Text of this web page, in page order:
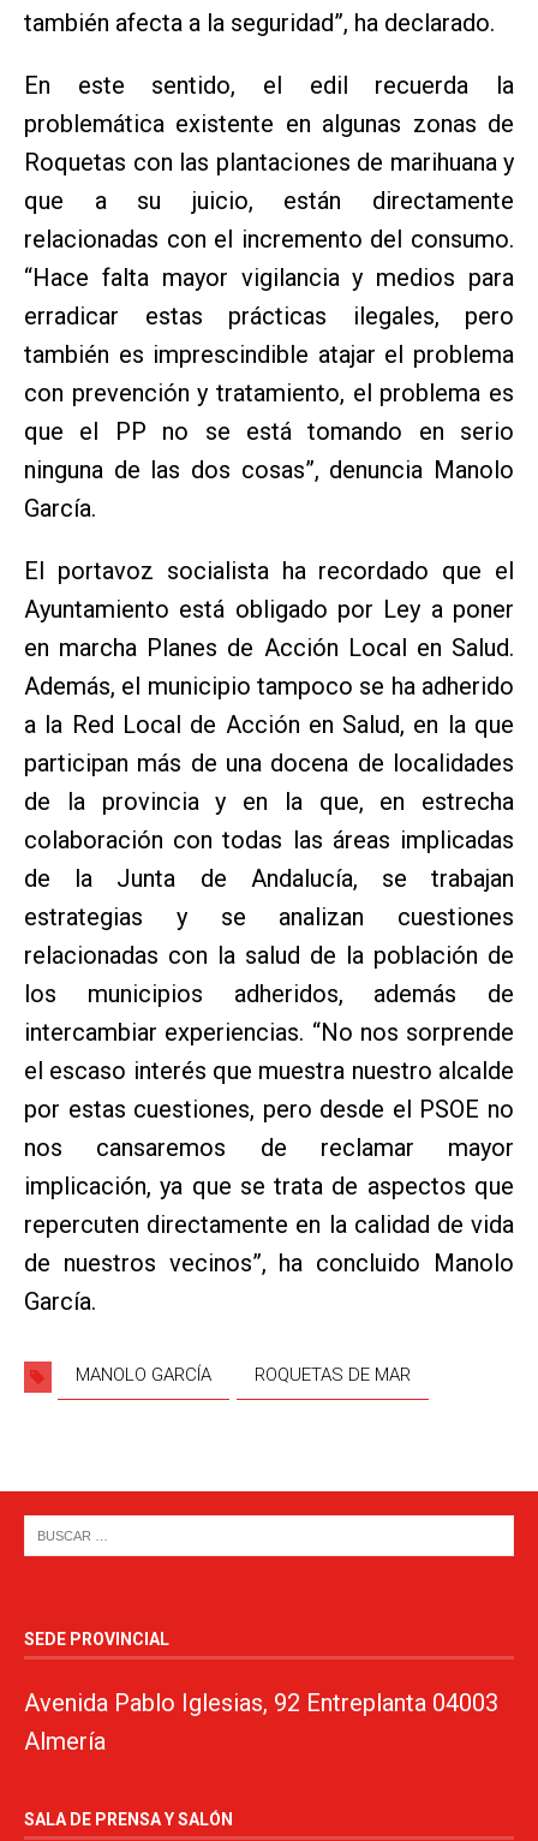
también afecta a la seguridad”, ha declarado.
En este sentido, el edil recuerda la
problemática existente en algunas zonas de
Roquetas con las plantaciones de marihuana y
que a su juicio, están directamente
relacionadas con el incremento del consumo.
“Hace falta mayor vigilancia y medios para
erradicar estas prácticas ilegales, pero
también es imprescindible atajar el problema
con prevención y tratamiento, el problema es
que el PP no se está tomando en serio
ninguna de las dos cosas”, denuncia Manolo
García.
El portavoz socialista ha recordado que el
Ayuntamiento está obligado por Ley a poner
en marcha Planes de Acción Local en Salud.
Además, el municipio tampoco se ha adherido
a la Red Local de Acción en Salud, en la que
participan más de una docena de localidades
de la provincia y en la que, en estrecha
colaboración con todas las áreas implicadas
de la Junta de Andalucía, se trabajan
estrategias y se analizan cuestiones
relacionadas con la salud de la población de
los municipios adheridos, además de
intercambiar experiencias. “No nos sorprende
el escaso interés que muestra nuestro alcalde
por estas cuestiones, pero desde el PSOE no
nos cansaremos de reclamar mayor
implicación, ya que se trata de aspectos que
repercuten directamente en la calidad de vida
de nuestros vecinos”, ha concluido Manolo
García.
MANOLO GARCÍA ROQUETAS DE MAR
SEDE PROVINCIAL
Avenida Pablo Iglesias, 92 Entreplanta 04003
Almería
SALA DE PRENSA Y SALÓN